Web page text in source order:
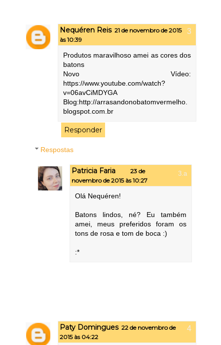
Nequéren Reis 21 de novembro de 2015
às 10:39
Produtos maravilhoso amei as cores dos
batons
Novo Vídeo:
https://www.youtube.com/watch?
v=06avCiMDYGA
Blog:http://arrasandonobatomvermelho.
blogspot.com.br
Responder
Respostas
Patricia Faria
23 de
novembro de 2015 às 10:27
Olá Nequéren!
Batons lindos, né? Eu também
amei, meus preferidos foram os
tons de rosa e tom de boca :)
:*
Paty Domingues 22 de novembro de
2015 às 04:22